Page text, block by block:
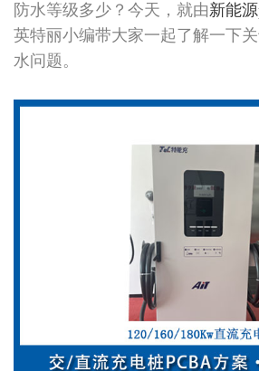
防水等级多少？今天，就由新能
英特丽小编带大家一起了解一下
水问题。